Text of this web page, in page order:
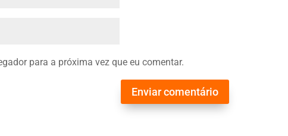
para a próxima vez que eu comentar.
Enviar comentário